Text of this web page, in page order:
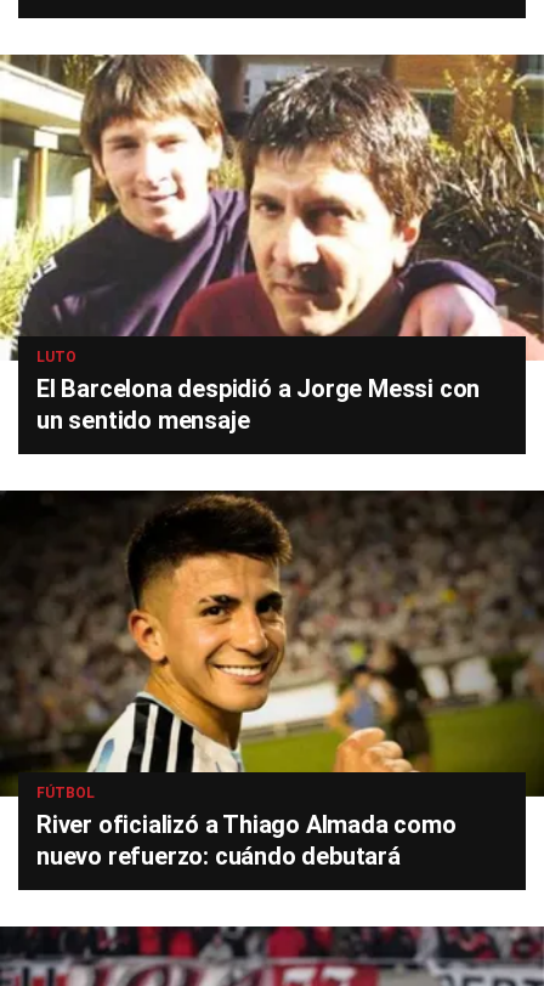
LUTO
El Barcelona despidió a Jorge Messi con
un sentido mensaje
FÚTBOL
River oficializó a Thiago Almada como
nuevo refuerzo: cuándo debutará